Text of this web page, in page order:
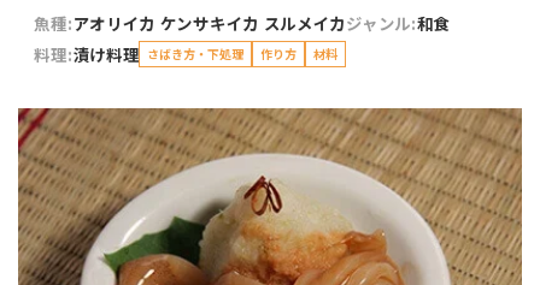
魚種:アオリイカ ケンサキイカ スルメイカジャンル:和食
料理:漬け料理 さばき方・下処理 作り方 材料